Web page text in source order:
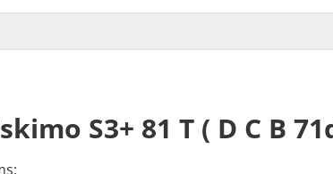
S3+ 81 T ( D C B